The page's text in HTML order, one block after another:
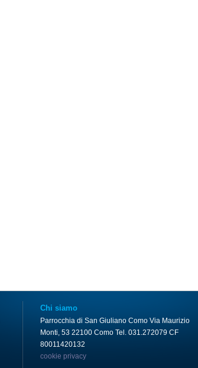
Chi siamo
Parrocchia di San Giuliano Como Via Maurizio
Monti, 53 22100 Como Tel. 031.272079 CF
80011420132
cookie privacy